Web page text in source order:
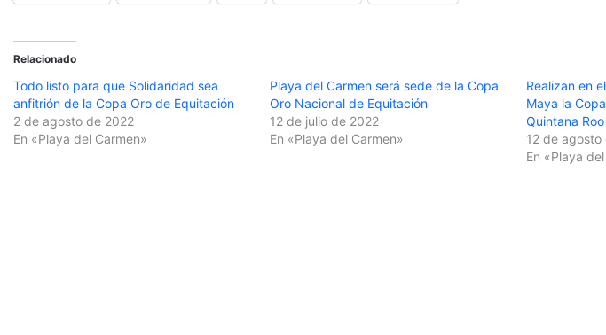
Relacionado
Todo listo para que Solidaridad sea
anfitrión de la Copa Oro de Equitación
2 de agosto de 2022
En «Playa del Carmen»
Playa del Carmen será sede de la Copa
Oro Nacional de Equitación
12 de julio de 2022
En «Playa del Carmen»
Realizan en
Maya la
Quintana
12 de agosto
En «Playa